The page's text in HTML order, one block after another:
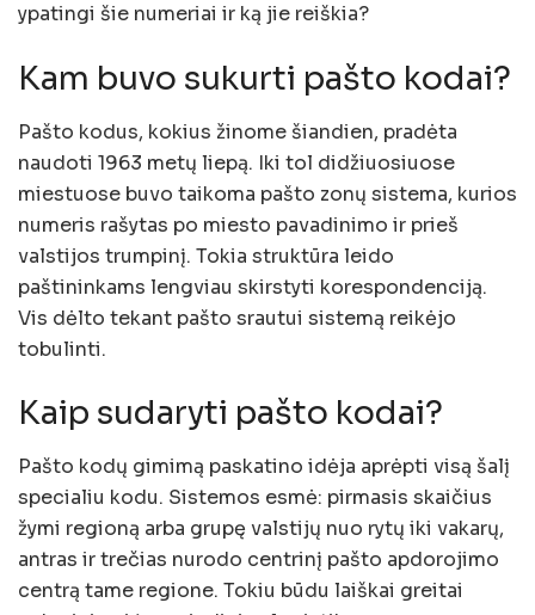
ypatingi šie numeriai ir ką jie reiškia?
Kam buvo sukurti pašto kodai?
Pašto kodus, kokius žinome šiandien, pradėta
naudoti 1963 metų liepą. Iki tol didžiuosiuose
miestuose buvo taikoma pašto zonų sistema, kurios
numeris rašytas po miesto pavadinimo ir prieš
valstijos trumpinį. Tokia struktūra leido
paštininkams lengviau skirstyti korespondenciją.
Vis dėlto tekant pašto srautui sistemą reikėjo
tobulinti.
Kaip sudaryti pašto kodai?
Pašto kodų gimimą paskatino idėja aprėpti visą šalį
specialiu kodu. Sistemos esmė: pirmasis skaičius
žymi regioną arba grupę valstijų nuo rytų iki vakarų,
antras ir trečias nurodo centrinį pašto apdorojimo
centrą tame regione. Tokiu būdu laiškai greitai